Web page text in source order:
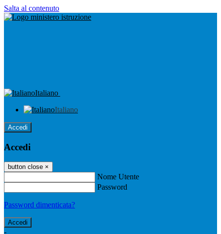
Salta al contenuto
Italiano
Italiano
Accedi
Accedi
button close ×
Nome Utente
Password
Password dimenticata?
-